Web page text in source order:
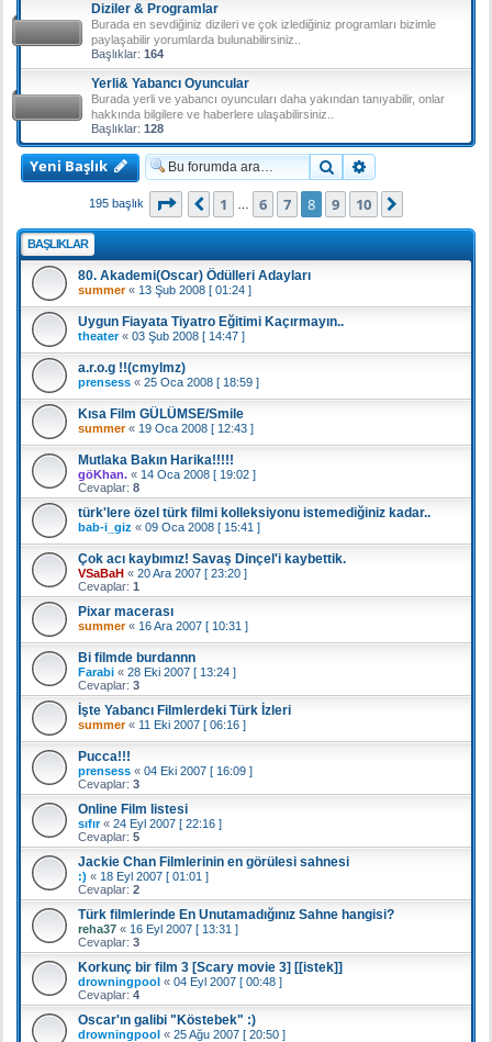
Diziler & Programlar
Burada en sevdiğiniz dizileri ve çok izlediğiniz programları bizimle
paylaşabilir yorumlarda bulunabilirsiniz..
Başlıklar: 164
Yerli& Yabancı Oyuncular
Burada yerli ve yabancı oyuncuları daha yakından tanıyabilir, onlar
hakkında bilgilere ve haberlere ulaşabilirsiniz..
Başlıklar: 128
Yeni Başlık Ara
195 başlık . sayfa (Toplam 10sayfa)
Önceki
1 6 7 8 9 10
BAŞLIKLAR
80. Akademi(Oscar) Ödülleri Adayları
summer« 13 Şub 2008 [ 01:24 ]
Uygun Fiayata Tiyatro Eğitimi Kaçırmayın..
theater« 03 Şub 2008 [ 14:47 ]
a.r.o.g !!(cmylmz)
prensess « 25 Oca 2008 [ 18:59 ]
Kısa Film GÜLÜMSE/Smile
summer« 19 Oca 2008 [ 12:43 ]
Mutlaka Bakın Harika!!!!!
göKhan. « 14 Oca 2008 [ 19:02 ]
Cevaplar: 8
türk'lere özel türk filmi kolleksiyonu istemediğiniz kadar..
bab-i_giz « 09 Oca 2008 [ 15:41 ]
Çok acı kaybımız! Savaş Dinçel'i kaybettik.
VSaBaH « 20 Ara 2007 [ 23:20 ]
Cevaplar: 1
Pixar macerası
summer« 16 Ara 2007 [ 10:31 ]
Bi filmde burdannn
Farabi « 28 Eki 2007 [ 13:24 ]
Cevaplar: 3
İşte Yabancı Filmlerdeki Türk İzleri
summer« 11 Eki 2007 [ 06:16 ]
Pucca!!!
prensess « 04 Eki 2007 [ 16:09 ]
Cevaplar: 3
Online Film listesi
sıfır« 24 Eyl 2007 [ 22:16 ]
Cevaplar: 5
Jackie Chan Filmlerinin en görülesi sahnesi
:) « 18 Eyl 2007 [ 01:01 ]
Cevaplar: 2
Türk filmlerinde En Unutamadığınız Sahne hangisi?
reha37 « 16 Eyl 2007 [ 13:31 ]
Cevaplar: 3
Korkunç bir film 3 [Scary movie 3] [[istek]]
drowningpool « 04 Eyl 2007 [ 00:48 ]
Cevaplar: 4
Oscar'ın galibi "Köstebek" :)
drowningpool « 25 Ağu 2007 [ 20:50 ]